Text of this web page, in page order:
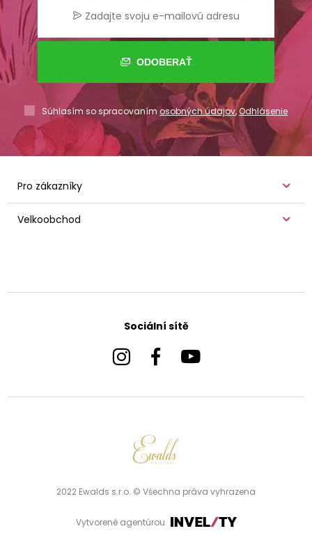
ODOBERAŤ
Súhlasím so spracovaním osobných údajov,Odhlásenie
Pro zákazníky
Velkoobchod
Sociální sítě
2022 Ewalds s.r.o. © Všechna práva vyhrazena
Vytvorené agentúrou